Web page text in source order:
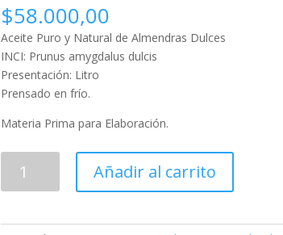
$58.000,00
Aceite Puro y Natural de Almendras Dulces
INCI: Prunus amygdalus dulcis
Presentación: Litro
Prensado en frío.
Materia Prima para Elaboración.
Puro
Añadir al carrito